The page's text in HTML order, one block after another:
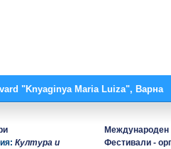
"Knyaginya Maria Luiza", Варна
Култура и
Международен
Фестивали -